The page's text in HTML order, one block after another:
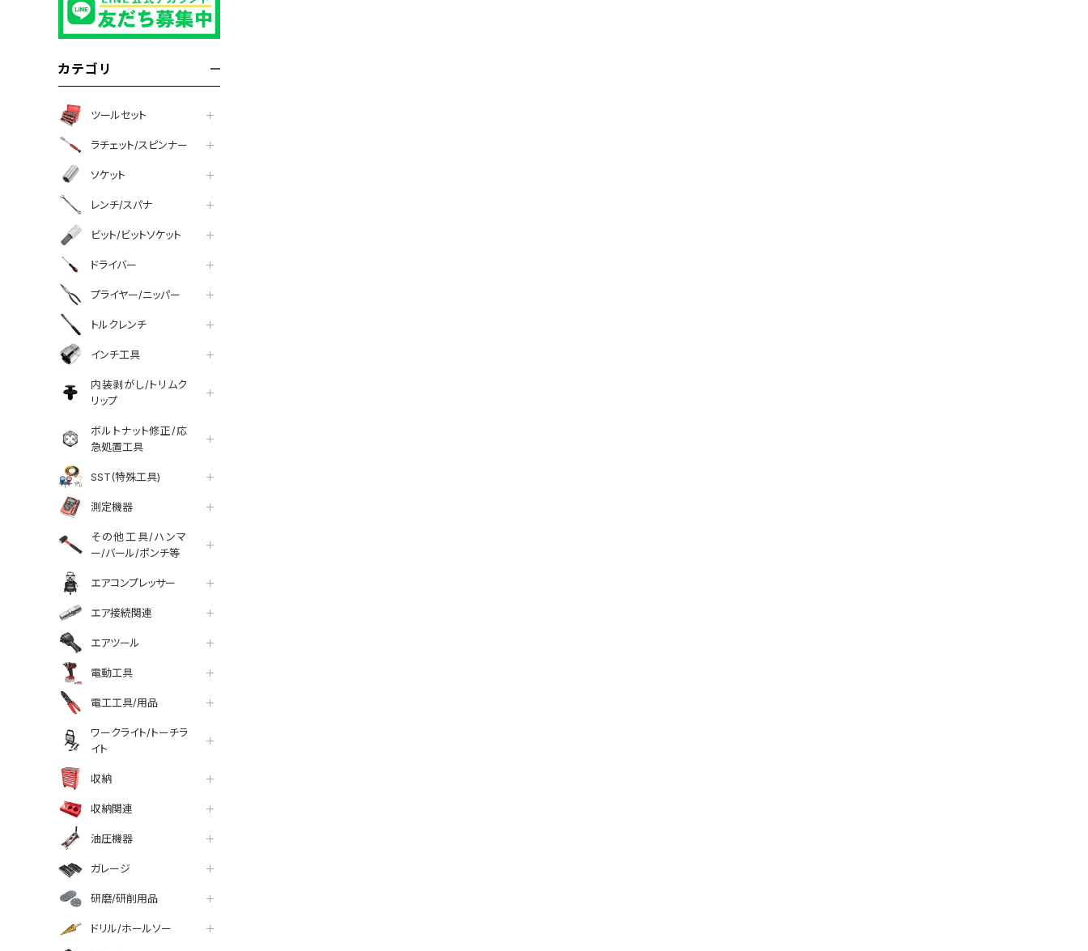
カテゴリ
ツールセット
ラチェット/スピンナー
ソケット
レンチ/スパナ
ビット/ビットソケット
ドライバー
プライヤー/ニッパー
トルクレンチ
インチ工具
内装剥がし/トリムク
リップ
ボルトナット修正/応
急処置工具
SST(特殊工具)
測定機器
その他工具/ハンマ
ー/バール/ポンチ等
エアコンプレッサー
エア接続関連
エアツール
電動工具
電工工具/用品
ワークライト/トーチラ
イト
収納
収納関連
油圧機器
ガレージ
研磨/研削用品
ドリル/ホールソー